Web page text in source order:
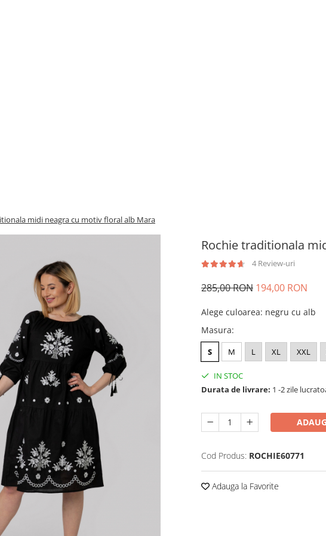
midi neagra cu motiv floral alb Mara
Rochie traditionala
4 Review-uri
285,00 RON 194,00 RON
Alege culoarea: negru cu alb
Masura:
S M L XL XXL
IN STOC
Durata de livrare: 1 -2 zile
Cod Produs: ROCHIE60771
Adauga la Favorite